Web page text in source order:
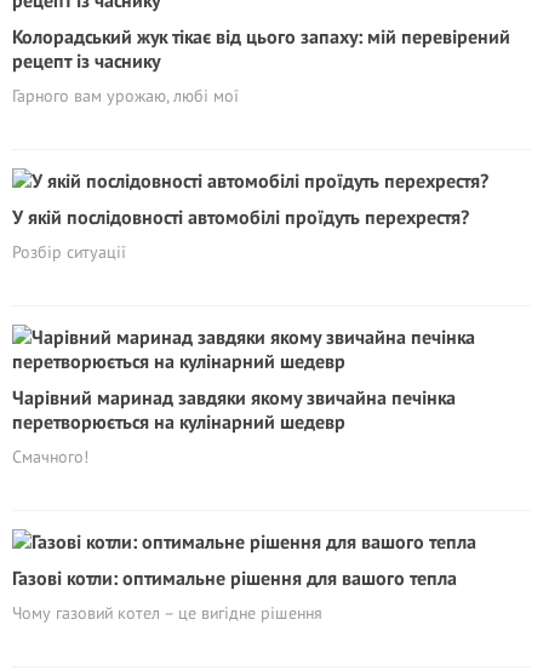
Колорадський жук тікає від цього запаху: мій перевірений
рецепт із часнику
Гарного вам урожаю, любі мої
У якій послідовності автомобілі проїдуть перехрестя?
Розбір ситуації
Чарівний маринад завдяки якому звичайна печінка
перетворюється на кулінарний шедевр
Смачного!
Газові котли: оптимальне рішення для вашого тепла
Чому газовий котел – це вигідне рішення